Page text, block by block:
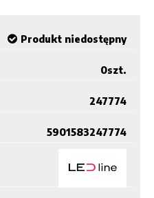
Produkt niedostępny
szt.
0
247774
5901583247774